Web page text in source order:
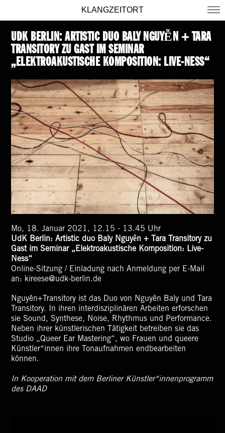
KLANGZEITORT
UDK BERLIN: ARTISTIC DUO BALY NGUYỄN + TARA
TRANSITORY ZU GAST IM SEMINAR
„ELEKTROAKUSTISCHE KOMPOSITION: LIVE-NESS“
Mo, 18. Januar 2021, 12.15 - 13.45 Uhr
UdK Berlin: Artistic duo Baly Nguyễn + Tara Transitory zu
Gast im Seminar „Elektroakustische Komposition: Live-
Ness“
Online-Sitzung / Einladung nach Anmeldung per E-Mail
an: kireese@udk-berlin.de
Nguyên+Transitory ist das Duo von Nguyên Baly und Tara
Transitory. In ihren interdisziplinären Arbeiten erforschen
sie Sound, Synthese, Noise, Rhythmus und Performance.
Neben ihrer künstlerischen Tätigkeit betreiben sie das
Studio „Queer Ear Mastering“, wo Frauen und queere
Künstler*innen ihre Tonaufnahmen endbearbeiten
können.
In Kooperation mit dem Berliner Künstler*innenprogramm
des DAAD